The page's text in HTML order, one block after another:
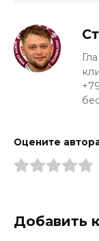
Оцените
Добавить